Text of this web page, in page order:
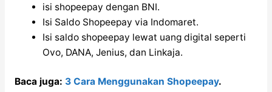
isi shopeepay dengan BNI.
Isi Saldo Shopeepay via Indomaret.
Isi saldo shopeepay lewat uang digital seperti
Ovo, DANA, Jenius, dan Linkaja.
Baca juga: 3 Cara Menggunakan Shopeepay.